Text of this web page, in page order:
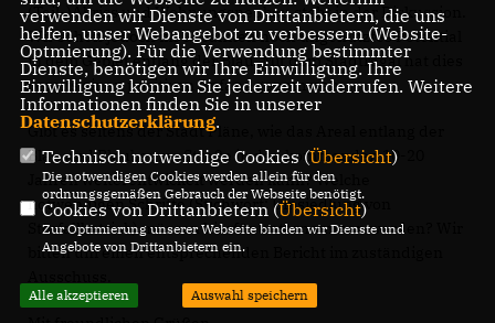
(Teil-)Abriss und Wohnungsneubau steht in der Diskussion.
Wir sehen jedoch im Gesamten noch ungenutztes Potential
in dem Gebiet entlang der Blau. Mit dem Stadtregal hat dies
bereits einen positiven Anfang genommen.
Gibt es seitens der Stadt Pläne, wie das Areal entlang der
Blau und Blaubeurer Straße in den kommenden 10-20
Jahren weiterentwickelt werden kann? Welche
notwendigen Schritte (Stichwort: Umsiedlung von
Störfallbetrieb) müssen hierfür unternommen werden? Wir
bitten um einen entsprechenden Bericht im zuständigen
verwenden wir Dienste von Drittanbietern, die uns
helfen, unser Webangebot zu verbessern (Website-
Optmierung). Für die Verwendung bestimmter
Dienste, benötigen wir Ihre Einwilligung. Ihre
Einwilligung können Sie jederzeit widerrufen. Weitere
Informationen finden Sie in unserer
Datenschutzerklärung.
Technisch notwendige Cookies (Übersicht)
Die notwendigen Cookies werden allein für den
ordnungsgemäßen Gebrauch der Webseite benötigt.
Cookies von Drittanbietern (Übersicht)
Zur Optimierung unserer Webseite binden wir Dienste und
Angebote von Drittanbietern ein.
Alle akzeptieren Auswahl speichern